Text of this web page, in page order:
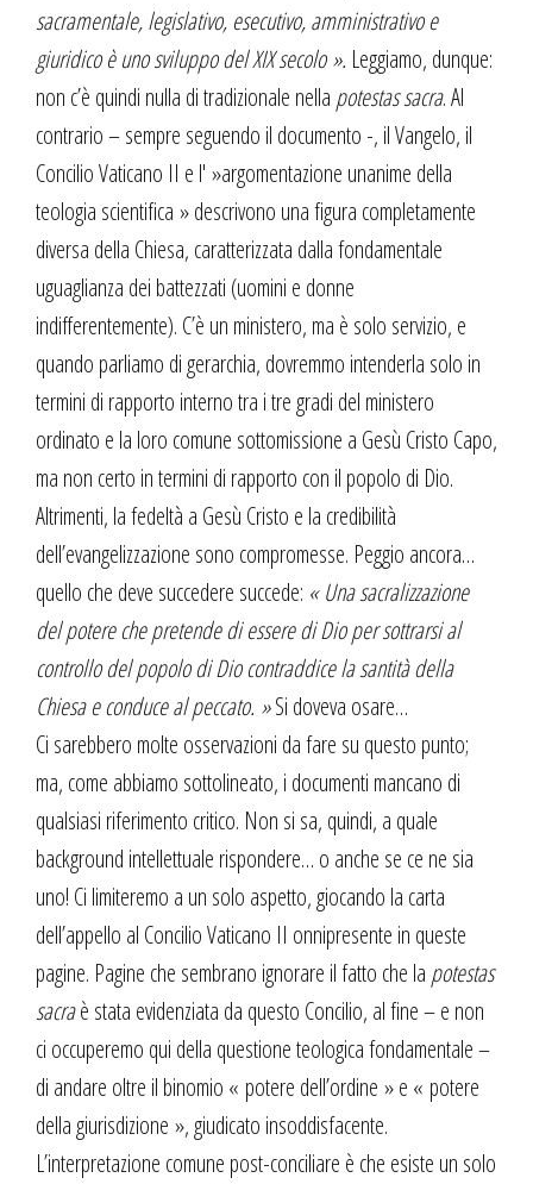
sacramentale, legislativo, esecutivo, amministrativo e
giuridico è uno sviluppo del XIX secolo ». Leggiamo, dunque:
non c’è quindi nulla di tradizionale nella potestas sacra. Al
contrario – sempre seguendo il documento -, il Vangelo, il
Concilio Vaticano II e l' »argomentazione unanime della
teologia scientifica » descrivono una figura completamente
diversa della Chiesa, caratterizzata dalla fondamentale
uguaglianza dei battezzati (uomini e donne
indifferentemente). C’è un ministero, ma è solo servizio, e
quando parliamo di gerarchia, dovremmo intenderla solo in
termini di rapporto interno tra i tre gradi del ministero
ordinato e la loro comune sottomissione a Gesù Cristo Capo,
ma non certo in termini di rapporto con il popolo di Dio.
Altrimenti, la fedeltà a Gesù Cristo e la credibilità
dell’evangelizzazione sono compromesse. Peggio ancora…
quello che deve succedere succede: « Una sacralizzazione
del potere che pretende di essere di Dio per sottrarsi al
controllo del popolo di Dio contraddice la santità della
Chiesa e conduce al peccato. »Si doveva osare…
Ci sarebbero molte osservazioni da fare su questo punto;
ma, come abbiamo sottolineato, i documenti mancano di
qualsiasi riferimento critico. Non si sa, quindi, a quale
background intellettuale rispondere… o anche se ce ne sia
uno! Ci limiteremo a un solo aspetto, giocando la carta
dell’appello al Concilio Vaticano II onnipresente in queste
pagine. Pagine che sembrano ignorare il fatto che la potestas
sacraè stata evidenziata da questo Concilio, al fine – e non
ci occuperemo qui della questione teologica fondamentale –
di andare oltre il binomio « potere dell’ordine » e « potere
della giurisdizione », giudicato insoddisfacente.
L’interpretazione comune post-conciliare è che esiste un solo